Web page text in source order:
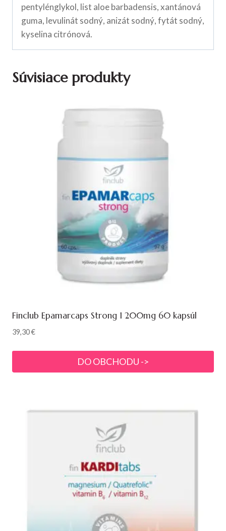
pentylénglykol, list aloe barbadensis, xantánová
guma, levulinát sodný, anizát sodný, fytát sodný,
kyselina citrónová.
Súvisiace produkty
Finclub Epamarcaps Strong 1 200mg 60 kapsúl
39,30€
DO OBCHODU ->